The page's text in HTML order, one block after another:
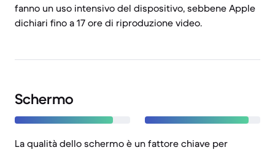
fanno un uso intensivo del dispositivo, sebbene Apple
dichiari fino a 17 ore di riproduzione video.
Schermo
La qualità dello schermo è un fattore chiave per